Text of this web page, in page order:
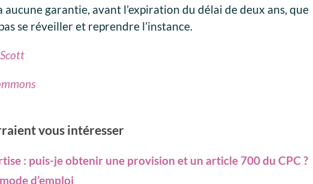
aucune garantie, avant l’expiration du délai de deux ans, que
se réveiller et reprendre l’instance.
vous intéresser
: puis-je obtenir une provision et un article 700 du CPC ?
d’emploi